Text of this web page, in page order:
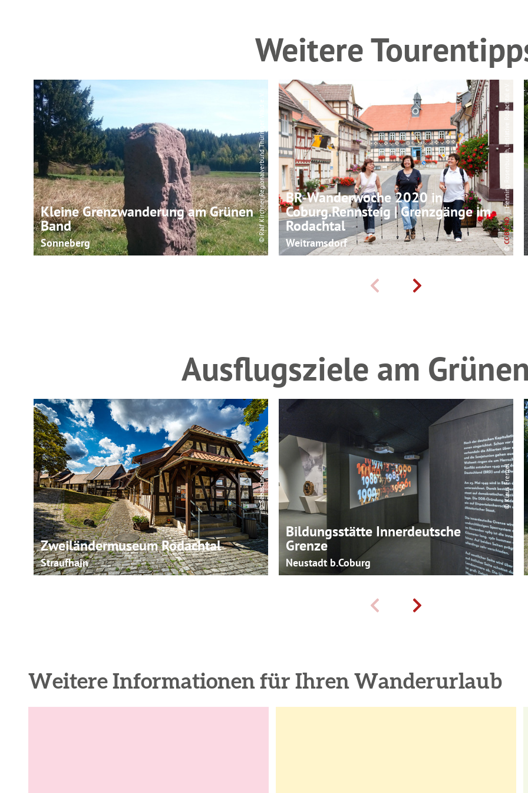
Weitere
Kleine Grenzwanderung am Grünen
Band
Sonneberg
© Ralf Kirchner, Regionalverbund Thüringer Wald e. V. BR-Wanderwoche 2020 in
Coburg.Rennsteig | Grenzgänge im
Rodachtal
Weitramsdorf ©
CC-BY-ND
| Henning Rosenbusch, Initiative Rodachtal e.V.
Ausflugsziele am
Zweiländermuseum Rodachtal
Straufhain
© Sebastian Buff
Bildungsstätte Innerdeutsche
Grenze
Neustadt b.Coburg
© Klaus Frenzel
Weitere Informationen für Ihren Wanderurlaub